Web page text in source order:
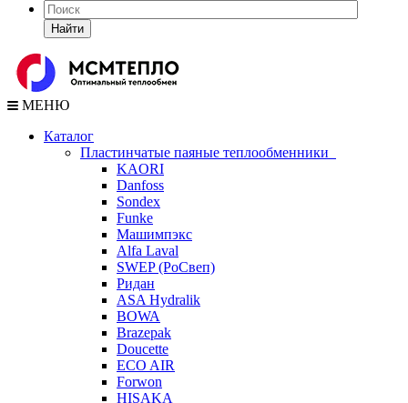
Найти
МЕНЮ
Каталог
Пластинчатые паяные теплообменники
KAORI
Danfoss
Sondex
Funke
Машимпэкс
Alfa Laval
SWEP (РоСвеп)
Ридан
ASA Hydralik
BOWA
Brazepak
Doucette
ECO AIR
Forwon
HISAKA